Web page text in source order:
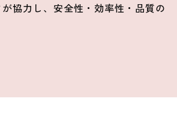
協力し、安全性・効率性・品質の